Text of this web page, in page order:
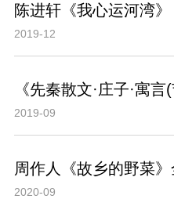
陈进轩《我心运河湾》
2019-12
《先秦散文·庄子·寓
2019-09
周作人《故乡的野菜
2020-09